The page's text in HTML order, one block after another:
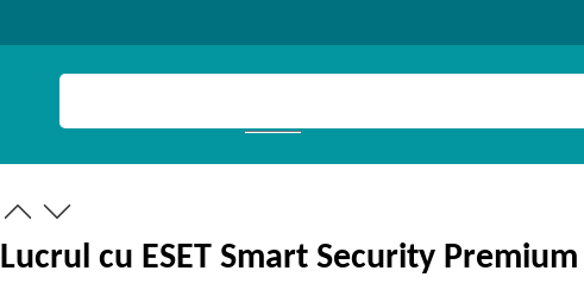
Lucrul cu ESET Smart Security Premium